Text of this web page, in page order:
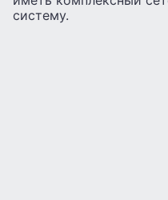
систему.